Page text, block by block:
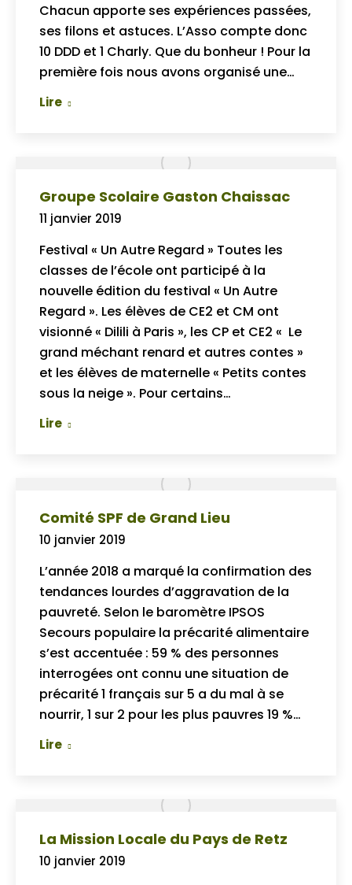
Chacun apporte ses expériences passées,
ses filons et astuces. L’Asso compte donc
10 DDD et 1 Charly. Que du bonheur ! Pour la
première fois nous avons organisé une…
Lire
Groupe Scolaire Gaston Chaissac
11 janvier 2019
Festival « Un Autre Regard » Toutes les
classes de l’école ont participé à la
nouvelle édition du festival « Un Autre
Regard ». Les élèves de CE2 et CM ont
visionné « Dilili à Paris », les CP et CE2 « Le
grand méchant renard et autres contes »
et les élèves de maternelle « Petits contes
sous la neige ». Pour certains…
Lire
Comité SPF de Grand Lieu
10 janvier 2019
L’année 2018 a marqué la confirmation des
tendances lourdes d’aggravation de la
pauvreté. Selon le baromètre IPSOS
Secours populaire la précarité alimentaire
s’est accentuée : 59 % des personnes
interrogées ont connu une situation de
précarité 1 français sur 5 a du mal à se
nourrir, 1 sur 2 pour les plus pauvres 19 %…
Lire
La Mission Locale du Pays de Retz
10 janvier 2019